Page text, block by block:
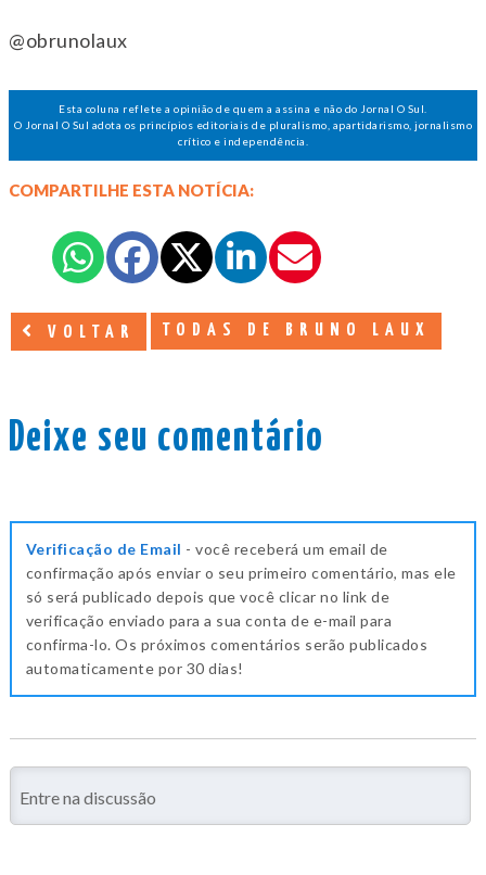
@obrunolaux
Esta coluna reflete a opinião de quem a assina e não do Jornal O Sul.
O Jornal O Sul adota os princípios editoriais de pluralismo, apartidarismo, jornalismo
crítico e independência.
COMPARTILHE ESTA NOTÍCIA:
VOLTAR TODAS DE BRUNO LAUX
Deixe seu comentário
Verificação de Email - você receberá um email de
confirmação após enviar o seu primeiro comentário, mas ele
só será publicado depois que você clicar no link de
verificação enviado para a sua conta de e-mail para
confirma-lo. Os próximos comentários serão publicados
automaticamente por 30 dias!